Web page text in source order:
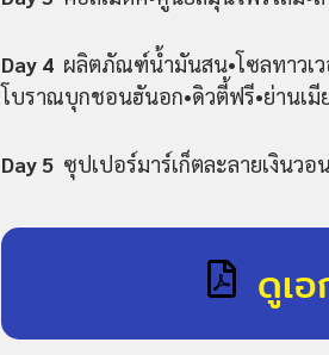
Day 4 ผลิตภัณฑ์น้ำมันสน•โซลทาวเ
โบราณบุกชอนฮันอก•ดิวตี้ฟรี•ย่านเมี
Day 5 ซุปเปอร์มาร์เก็ตละลายเงินว
ดูเ